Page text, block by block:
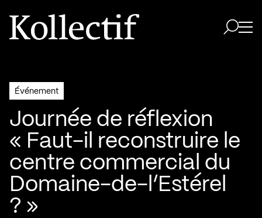
Aller à la page d'accueil
Logo Kollectif
Événement
Journée de réflexion
« Faut-il reconstruire le
centre commercial du
Domaine-de-l’Estérel
? »